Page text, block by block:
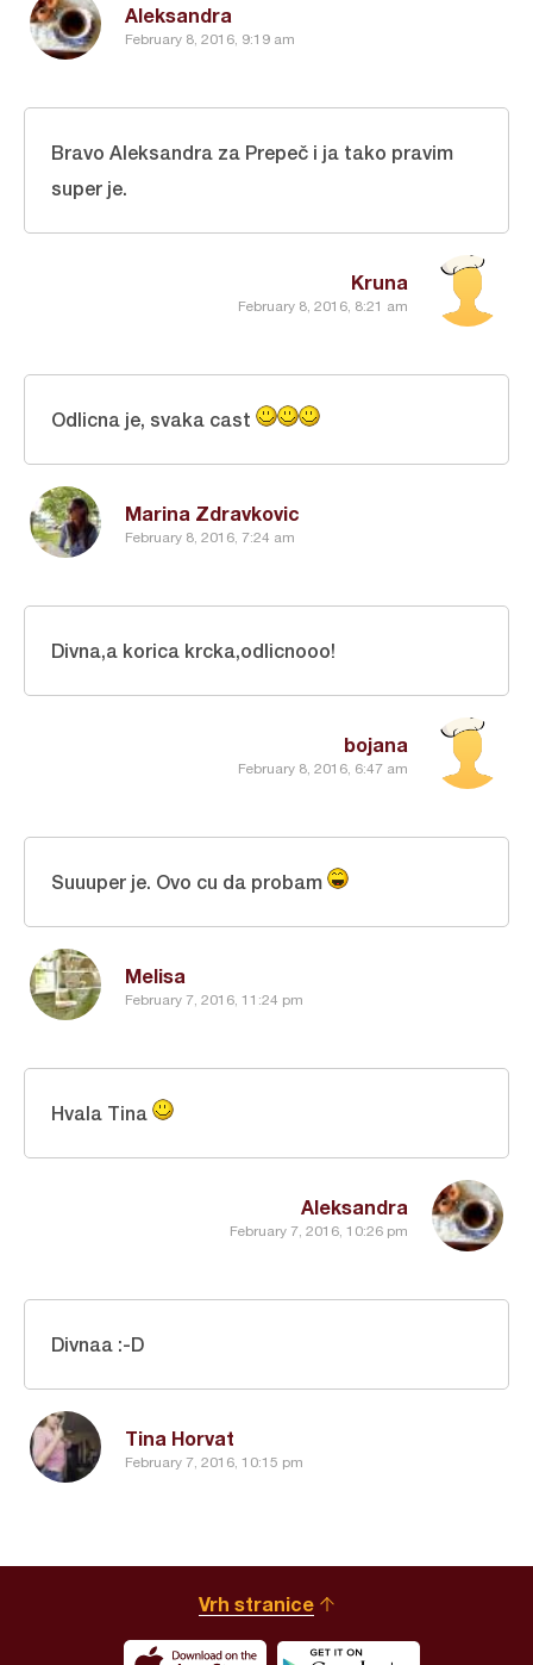
Aleksandra
February 8, 2016, 9:19 am
Kruna
February 8, 2016, 8:21 am
Bravo Aleksandra za Prepeč i ja tako pravim
super je.
Marina Zdravkovic
February 8, 2016, 7:24 am
Odlicna je, svaka cast
bojana
February 8, 2016, 6:47 am
Divna,a korica krcka,odlicnooo!
Melisa
February 7, 2016, 11:24 pm
Suuuper je. Ovo cu da probam
Aleksandra
February 7, 2016, 10:26 pm
Hvala Tina
Tina Horvat
February 7, 2016, 10:15 pm
Divnaa :-D
Vrh stranice